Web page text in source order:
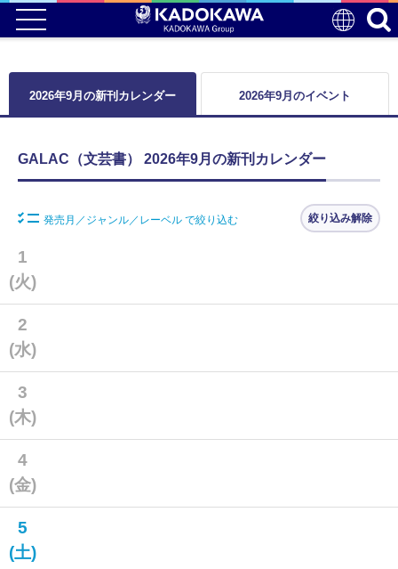
2026年9月の新刊カレンダー 2026年9月のイベント
GALAC（文芸書） 2026年9月の新刊カレンダー
発売月／ジャンル／レーベル で絞り込む 絞り込み解除
1
(火)
2
(水)
3
(木)
4
(金)
5
(土)